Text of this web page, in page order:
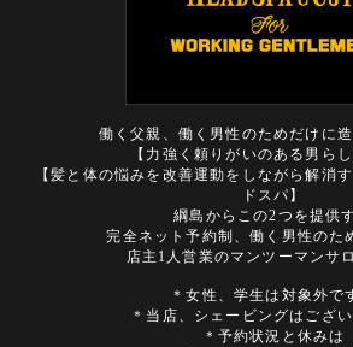
働く父親、働く男性のためだけに造
【力強く頼りがいのある男らし
【髪と体の悩みを改善運動をしながら解消
ドスパ】
綱島からこの2つを提供
完全ネット予約制、働く男性のた
店主1人営業のマンツーマンサ
＊女性、学生は対象外で
＊当店、シェービングはござい
＊予約状況と休みは